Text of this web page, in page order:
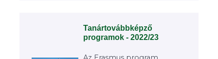
Tanártovábbképző
programok - 2022/23